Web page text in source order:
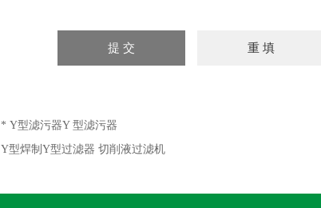
* Y型滤污器Y 型滤污器
Y型焊制Y型过滤器 切削液过滤机